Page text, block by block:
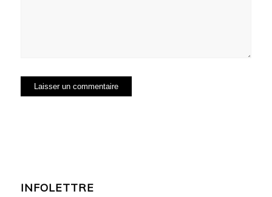
INFOLETTRE